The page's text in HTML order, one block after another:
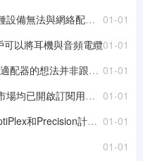
01-01
無法與網絡配合使用
01-01
以將耳機與音頻電纜
01-01
法并非跟隨蘋果的腳步
01-01
開啟訂閱用戶的交付
01-01
和Precision計算機
01-01